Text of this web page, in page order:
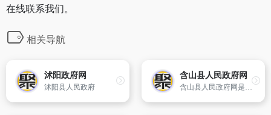
在线联系我们。
相关导航
沭阳政府网
沭阳县人民政府
含山县人民政府网
含山县人民政府网是含山县各级机构履行职能、为民服务的重要窗口。网站坚持正确的舆论导向,按照“推进政务公开,加强网上办事,增进互动交流”的三大功能定位,及时公布国家和全省重大决策、法律法规和规范性文件,逐步整合全县各类信息资源,积极开展网上公共服务,增进政府与公众的沟通交流,接受公众监督。